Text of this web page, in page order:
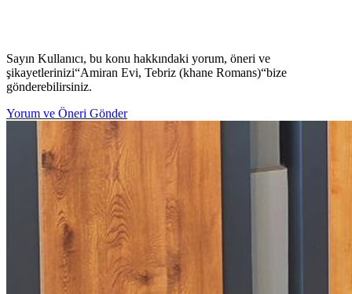
Sayın Kullanıcı, bu konu hakkındaki yorum, öneri ve
şikayetlerinizi“Amiran Evi, Tebriz (khane Romans)“bize
gönderebilirsiniz.
Yorum ve Öneri Gönder